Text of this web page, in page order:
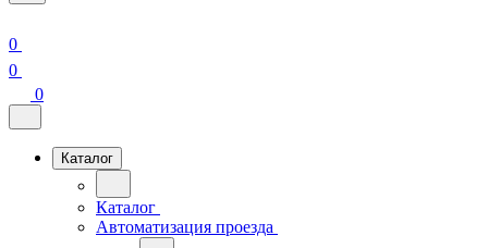
0
0
0
Каталог
Каталог
Автоматизация проезда